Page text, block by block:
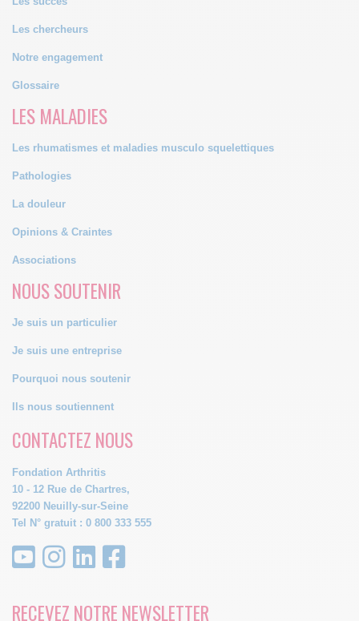
Les chercheurs
Notre engagement
Glossaire
LES MALADIES
Les rhumatismes et maladies musculo squelettiques
Pathologies
La douleur
Opinions & Craintes
Associations
NOUS SOUTENIR
Je suis un particulier
Je suis une entreprise
Pourquoi nous soutenir
Ils nous soutiennent
CONTACTEZ NOUS
Fondation Arthritis
10 - 12 Rue de Chartres,
92200 Neuilly-sur-Seine
Tel N° gratuit : 0 800 333 555
RECEVEZ NOTRE NEWSLETTER